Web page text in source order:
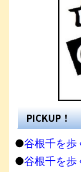
PICKUP！
●谷根千を歩
●谷根千を歩